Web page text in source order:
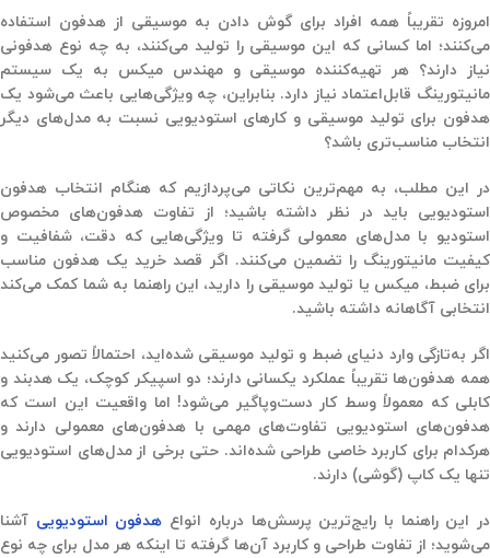
امروزه تقریباً همه افراد برای گوش دادن به موسیقی از هدفون استفاده
می‌کنند؛ اما کسانی که این موسیقی را تولید می‌کنند، به چه نوع هدفونی
نیاز دارند؟ هر تهیه‌کننده موسیقی و مهندس میکس به یک سیستم
مانیتورینگ قابل‌اعتماد نیاز دارد. بنابراین، چه ویژگی‌هایی باعث می‌شود یک
هدفون برای تولید موسیقی و کارهای استودیویی نسبت به مدل‌های دیگر
انتخاب مناسب‌تری باشد؟
در این مطلب، به مهم‌ترین نکاتی می‌پردازیم که هنگام انتخاب هدفون
استودیویی باید در نظر داشته باشید؛ از تفاوت هدفون‌های مخصوص
استودیو با مدل‌های معمولی گرفته تا ویژگی‌هایی که دقت، شفافیت و
کیفیت مانیتورینگ را تضمین می‌کنند. اگر قصد خرید یک هدفون مناسب
برای ضبط، میکس یا تولید موسیقی را دارید، این راهنما به شما کمک می‌کند
انتخابی آگاهانه داشته باشید.
اگر به‌تازگی وارد دنیای ضبط و تولید موسیقی شده‌اید، احتمالاً تصور می‌کنید
همه هدفون‌ها تقریباً عملکرد یکسانی دارند؛ دو اسپیکر کوچک، یک هدبند و
کابلی که معمولاً وسط کار دست‌وپاگیر می‌شود! اما واقعیت این است که
هدفون‌های استودیویی تفاوت‌های مهمی با هدفون‌های معمولی دارند و
هرکدام برای کاربرد خاصی طراحی شده‌اند. حتی برخی از مدل‌های استودیویی
تنها یک کاپ (گوشی) دارند.
در این راهنما با رایج‌ترین پرسش‌ها درباره انواع هدفون استودیویی آشنا
می‌شوید؛ از تفاوت طراحی و کاربرد آن‌ها گرفته تا اینکه هر مدل برای چه نوع